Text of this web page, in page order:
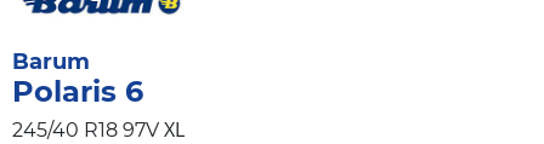
Barum
Polaris 6
245/40 R18 97V XL